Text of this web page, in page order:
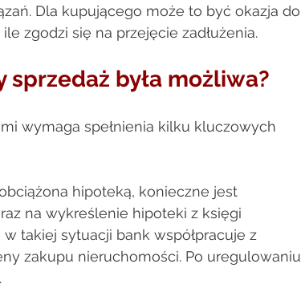
Dla kupującego może to być okazja do
zgodzi się na przejęcie zadłużenia.
sprzedaż była możliwa?
wymaga spełnienia kilku kluczowych
hipoteką, konieczne jest
na wykreślenie hipoteki z księgi
takiej sytuacji bank współpracuje z
zakupu nieruchomości. Po uregulowaniu